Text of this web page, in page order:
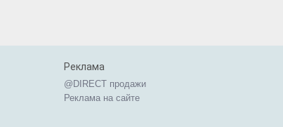
Реклама
@DIRECT продажи
Реклама на сайте